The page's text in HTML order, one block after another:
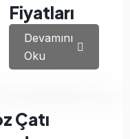
Fiyatları
Devamını
Oku
Çatı